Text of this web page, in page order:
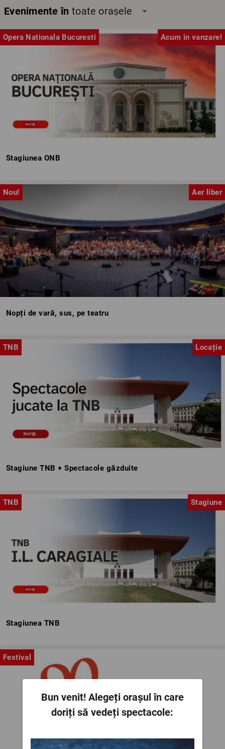
Evenimente în toate orașele arrow_drop_down
Opera Nationala Bucuresti Acum in vanzare!
Stagiunea ONB
Nou! Aer liber
Nopți de vară, sus, pe teatru
TNB Locație
Stagiune TNB + Spectacole găzduite
TNB Stagiune
Stagiunea TNB
Festival
Bun venit!Alegeți orașul în care
doriți să vedeți spectacole: